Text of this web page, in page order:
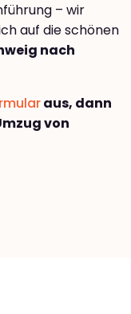
– wir
auf die schönen
nach
aus, dann
von